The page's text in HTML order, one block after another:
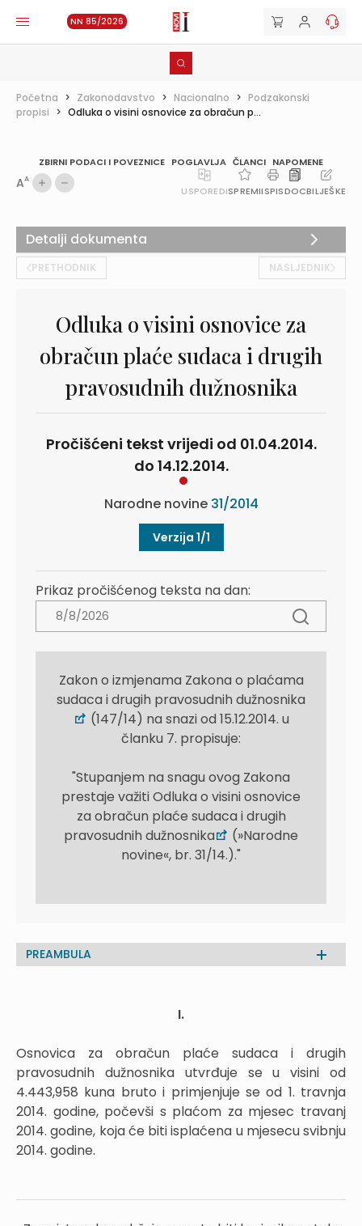
NN 85/2026
Početna > Zakonodavstvo > Nacionalno > Podzakonski
propisi > Odluka o visini osnovice za obračun p...
ZBIRNI PODACI I POVEZNICE POGLAVLJA ČLANCI NAPOMENE
AA
USPOREDISPREMIISPISDOCBILJEŠKE
PRETHODNIK NASLJEDNIK
Odluka o visini osnovice za
obračun plaće sudaca i drugih
pravosudnih dužnosnika
Pročišćeni tekst vrijedi od 01.04.2014.
do 14.12.2014.
Narodne novine 31/2014
Verzija 1/1
Prikaz pročišćenog teksta na dan:
Zakon o izmjenama Zakona o plaćama
sudaca i drugih pravosudnih dužnosnika
(147/14) na snazi od 15.12.2014. u
članku 7. propisuje:
"Stupanjem na snagu ovog Zakona
prestaje važiti Odluka o visini osnovice
za obračun plaće sudaca i drugih
pravosudnih dužnosnika
(»Narodne
novine«, br. 31/14.)."
PREAMBULA
I.
Osnovica za obračun plaće sudaca i drugih
pravosudnih dužnosnika utvrđuje se u visini od
4.443,958 kuna bruto i primjenjuje se od 1. travnja
2014. godine, počevši s plaćom za mjesec travanj
2014. godine, koja će biti isplaćena u mjesecu svibnju
2014. godine.
Detalji dokumenta